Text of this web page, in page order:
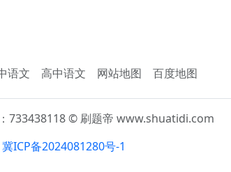
语文 高中语文 网站地图 百度地图
733438118 © 刷题帝 www.shuatidi.com
冀ICP备2024081280号-1